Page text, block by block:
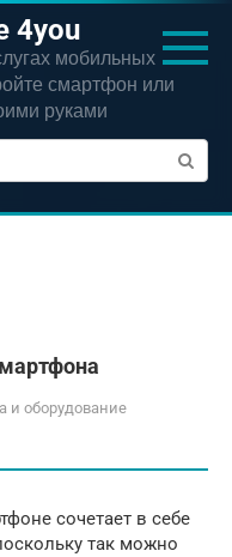
4you
мобильных
смартфон или
руками
и оборудование
сочетает в себе
так можно